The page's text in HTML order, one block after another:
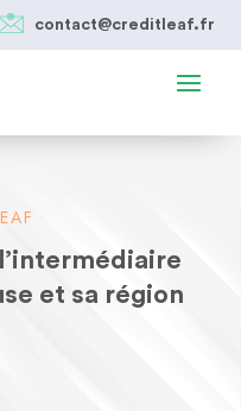
contact@creditleaf.fr
et sa région